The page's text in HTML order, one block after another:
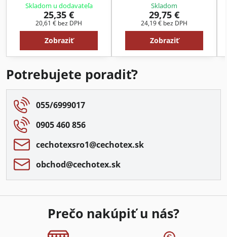
Skladom u dodavateľa
25,35 €
20,61 € bez DPH
Zobraziť
Skladom
29,75 €
24,19 € bez DPH
Zobraziť
Potrebujete poradiť?
055/6999017
0905 460 856
cechotexsro1​@cechotex​.sk
obchod​@cechotex​.sk
Prečo nakúpiť u nás?